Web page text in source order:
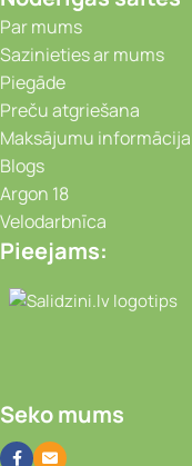
Par mums
Sazinieties ar mums
Piegāde
Preču atgriešana
Maksājumu informācija
Blogs
Argon 18
Velodarbnīca
Pieejams:
Seko mums